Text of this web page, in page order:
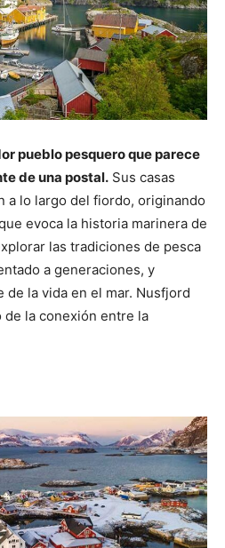
pueblo pesquero que parece
de una postal. Sus casas
a lo largo del fiordo, originando
evoca la historia marinera de
las tradiciones de pesca
a generaciones, y
de la vida en el mar. Nusfjord
la conexión entre la